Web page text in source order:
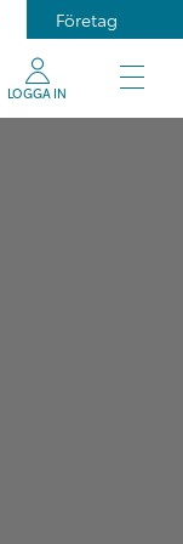
Företag
LOGGA IN